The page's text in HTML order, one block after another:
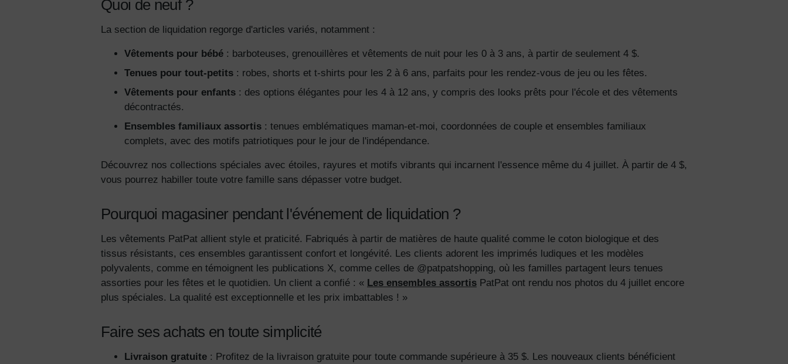
Quoi de neuf ?
La section de liquidation regorge d'articles variés, notamment :
Vêtements pour bébé : barboteuses, grenouillères et vêtements de nuit pour les 0 à 3 ans, à partir de seulement 4 $.
Tenues pour tout-petits : robes, shorts et t-shirts pour les 2 à 6 ans, parfaits pour les rendez-vous de jeu ou les fêtes.
Vêtements pour enfants : des options élégantes pour les 4 à 12 ans, y compris des looks prêts pour l'école et des vêtements
décontractés.
Ensembles familiaux assortis : tenues emblématiques maman-et-moi, coordonnées de couple et ensembles familiaux
complets, avec des motifs patriotiques pour le jour de l'indépendance.
Découvrez nos collections spéciales avec étoiles, rayures et motifs vibrants qui incarnent l'essence même du 4 juillet. À partir de 4 $,
vous pourrez habiller toute votre famille sans dépasser votre budget.
Pourquoi magasiner pendant l'événement de liquidation ?
Les vêtements PatPat allient style et praticité. Fabriqués à partir de matières de haute qualité comme le coton biologique et des
tissus résistants, ces ensembles garantissent confort et longévité. Les clients adorent les imprimés ludiques et les modèles
polyvalents, comme en témoignent les publications X, comme celles de @patpatshopping, où les familles partagent leurs tenues
assorties pour les fêtes et le quotidien. Un client a confié : « Les ensembles assortis PatPat ont rendu nos photos du 4 juillet encore
plus spéciales. La qualité est exceptionnelle et les prix imbattables ! »
Faire ses achats en toute simplicité
Livraison gratuite : Profitez de la livraison gratuite pour toute commande supérieure à 35 $. Les nouveaux clients bénéficient